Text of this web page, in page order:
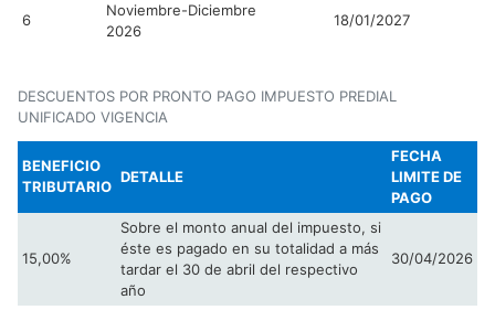
6
Noviembre-Diciembre
2026
18/01/2027
DESCUENTOS POR PRONTO PAGO IMPUESTO PREDIAL
UNIFICADO VIGENCIA
BENEFICIO
TRIBUTARIO
DETALLE
FECHA
LIMITE DE
PAGO
15,00%
Sobre el monto anual del impuesto, si
éste es pagado en su totalidad a más
tardar el 30 de abril del respectivo
año
30/04/2026